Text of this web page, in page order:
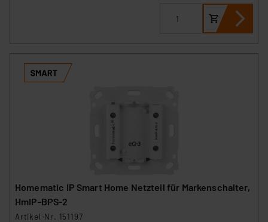
Homematic IP Smart Home Netzteil für Markenschalter,
HmIP-BPS-2
Artikel-Nr. 151197